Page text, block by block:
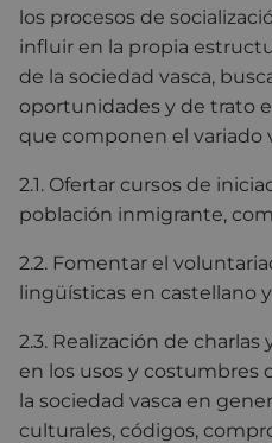
los procesos de
influir en la propia
de la sociedad vasca,
oportunidades y de trato
que componen el variado
2.1. Ofertar cursos de
población inmigrante,
2.2. Fomentar el
lingüísticas en castellano
2.3. Realización de
en los usos y costumbres
la sociedad vasca en
culturales, códigos,